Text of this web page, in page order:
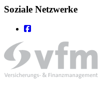
Soziale Netzwerke